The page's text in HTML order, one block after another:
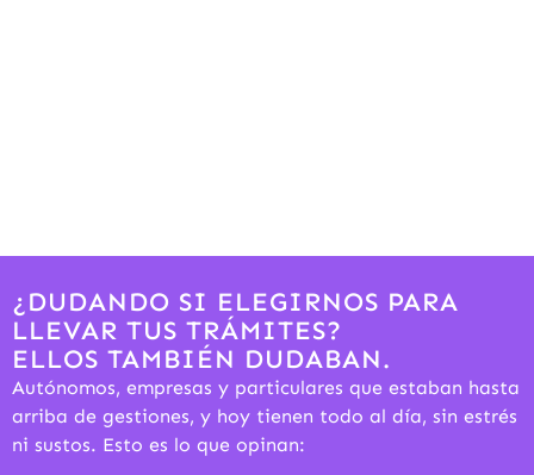
¿DUDANDO SI ELEGIRNOS PARA
LLEVAR TUS TRÁMITES?
ELLOS TAMBIÉN DUDABAN.
Autónomos, empresas y particulares que estaban hasta
arriba de gestiones, y hoy tienen todo al día, sin estrés
ni sustos. Esto es lo que opinan: